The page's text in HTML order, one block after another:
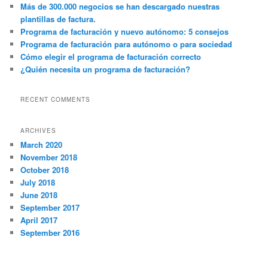
h
Más de 300.000 negocios se han descargado nuestras
plantillas de factura.
Programa de facturación y nuevo autónomo: 5 consejos
Programa de facturación para autónomo o para sociedad
Cómo elegir el programa de facturación correcto
¿Quién necesita un programa de facturación?
RECENT COMMENTS
ARCHIVES
March 2020
November 2018
October 2018
July 2018
June 2018
September 2017
April 2017
September 2016